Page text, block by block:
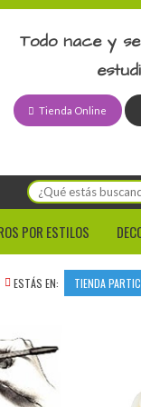
Todo nace y
Tienda Online
POR ESTILOS
ESTÁS EN: TIENDA